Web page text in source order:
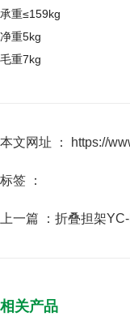
承重≤159kg
净重5kg
毛重7kg
本文网址 ： https://
标签 ：
上一篇 ： 折叠担架
相关产品